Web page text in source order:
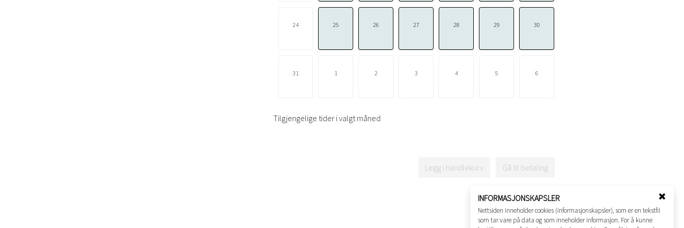
INFORMASJONSKAPSLER
Nettsiden inneholder cookies (informasjonskapsler), som er en tekstfil
som tar vare på data og som inneholder informasjon. For å kunne
24 25 26 27 28 29 30
31 1 2 3 4 5 6
Tilgjengelige tider i valgt måned
Legg i handlekurv Gå til betaling